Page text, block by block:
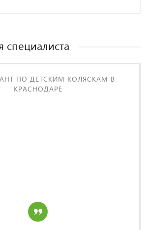
специалиста
ПО ДЕТСКИМ КОЛЯСКАМ В
КРАСНОДАРЕ